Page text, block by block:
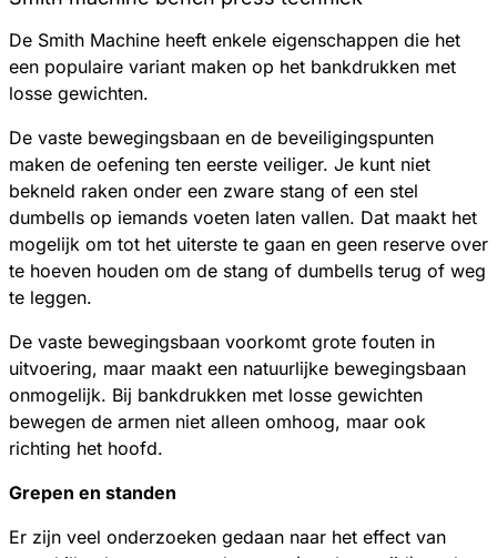
De Smith Machine heeft enkele eigenschappen die het
een populaire variant maken op het bankdrukken met
losse gewichten.
De vaste bewegingsbaan en de beveiligingspunten
maken de oefening ten eerste veiliger. Je kunt niet
bekneld raken onder een zware stang of een stel
dumbells op iemands voeten laten vallen. Dat maakt het
mogelijk om tot het uiterste te gaan en geen reserve over
te hoeven houden om de stang of dumbells terug of weg
te leggen.
De vaste bewegingsbaan voorkomt grote fouten in
uitvoering, maar maakt een natuurlijke bewegingsbaan
onmogelijk. Bij bankdrukken met losse gewichten
bewegen de armen niet alleen omhoog, maar ook
richting het hoofd.
Grepen en standen
Er zijn veel onderzoeken gedaan naar het effect van